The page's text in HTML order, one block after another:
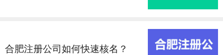
合肥注册公司如何快速核名？